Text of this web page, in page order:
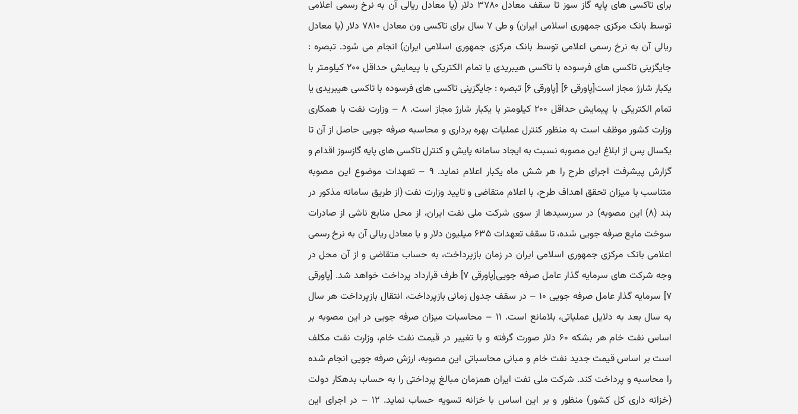
برای تاکسی های پایه گاز سوز تا سقف معادل ۳۷۸۰ دلار (یا معادل ریالی آن به نرخ رسمی اعلامی
توسط بانک مرکزی جمهوری اسلامی ایران) و طی ۷ سال برای تاکسی ون معادل ۷۸۱۰ دلار (یا معادل
ریالی آن به نرخ رسمی اعلامی توسط بانک مرکزی جمهوری اسلامی ایران) انجام می شود. تبصره :
جایگزینی تاکسی های فرسوده با تاکسی هیبریدی یا تمام الکتریکی با پیمایش حداقل ۲۰۰ کیلومتر با
یکبار شارژ مجاز است[پاورقی ۶] [پاورقی ۶] تبصره : جایگزینی تاکسی های فرسوده با تاکسی هیبریدی یا
تمام الکتریکی با پیمایش حداقل ۲۰۰ کیلومتر با یکبار شارژ مجاز است. ۸ – وزارت نفت با همکاری
وزارت کشور موظف است به منظور کنترل عملیات بهره برداری و محاسبه صرفه جویی حاصل از آن تا
یکسال پس از ابلاغ این مصوبه نسبت به ایجاد سامانه پایش و کنترل تاکسی های پایه گازسوز اقدام و
گزارش پیشرفت اجرای طرح را هر شش ماه یکبار اعلام نماید. ۹ – تعهدات موضوع این مصوبه
متناسب با میزان تحقق اهداف طرح، با اعلام متقاضی و تایید وزارت نفت (از طریق سامانه مذکور در
بند (۸) این مصوبه) در سررسیدها از سوی شرکت ملی نفت ایران، از محل منابع ناشی از صادرات
سوخت مایع صرفه جویی شده، تا سقف تعهدات ۶۳۵ میلیون دلار و یا معادل ریالی آن به نرخ رسمی
اعلامی بانک مرکزی جمهوری اسلامی ایران در زمان بازپرداخت، به حساب متقاضی و از آن محل در
وجه شرکت های سرمایه گذار عامل صرفه جویی[پاورقی ۷] طرف قرارداد پرداخت خواهد شد. [پاورقی
۷] سرمایه گذار عامل صرفه جویی ۱۰ – در سقف جدول زمانی بازپرداخت، انتقال بازپرداخت هر سال
به سال بعد به دلایل عملیاتی، بلامانع است. ۱۱ – محاسبات میزان صرفه جویی در این مصوبه بر
اساس نفت خام هر بشکه ۶۰ دلار صورت گرفته و با تغییر در قیمت نفت خام، وزارت نفت مکلف
است بر اساس قیمت جدید نفت خام و مبانی محاسباتی این مصوبه، ارزش صرفه جویی انجام شده
را محاسبه و پرداخت کند. شرکت ملی نفت ایران همزمان مبالغ پرداختی را به حساب بدهکار دولت
(خزانه داری کل کشور) منظور و بر این اساس با خزانه تسویه حساب نماید. ۱۲ – در اجرای این